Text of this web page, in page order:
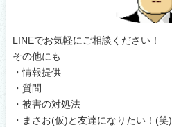
LINEでお気軽にご相談ください！
その他にも
・情報提供
・質問
・被害の対処法
・まさお(仮)と友達になりたい！(笑)